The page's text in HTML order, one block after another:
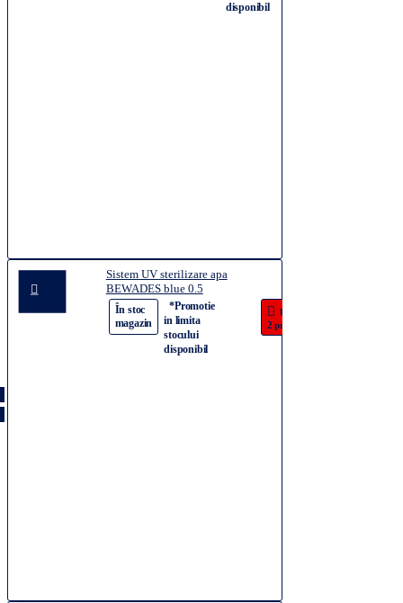
disponibil
Sistem UV sterilizare apa
BEWADES blue 0.5
Ultimele
2 produse!
În stoc
magazin
*Promotie
in limita
stocului
disponibil